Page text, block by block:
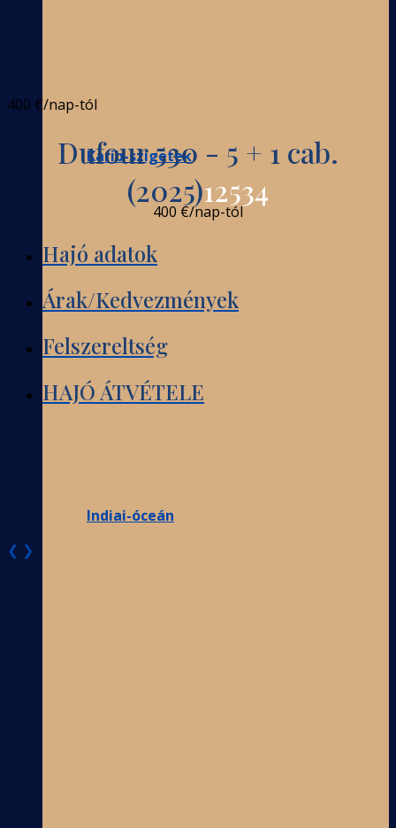
Karib-szigetek
Indiai-óceán
400 €/nap-tól
Dufour 530 - 5 + 1 cab.
(2025)12534
400 €/nap-tól
Hajó adatok
Árak/Kedvezmények
Felszereltség
HAJÓ ÁTVÉTELE
❮ ❯